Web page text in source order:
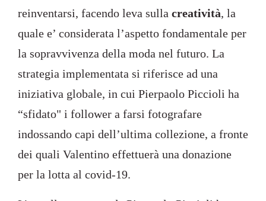
reinventarsi, facendo leva sulla creatività, la
quale e’ considerata l’aspetto fondamentale per
la sopravvivenza della moda nel futuro. La
strategia implementata si riferisce ad una
iniziativa globale, in cui Pierpaolo Piccioli ha
“sfidato" i follower a farsi fotografare
indossando capi dell’ultima collezione, a fronte
dei quali Valentino effettuerà una donazione
per la lotta al covid-19.